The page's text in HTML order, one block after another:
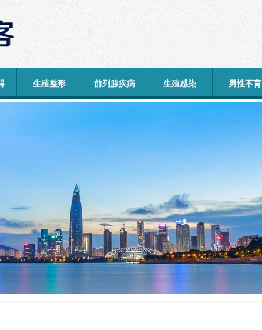
生殖整形 前列腺疾病 生殖感染 男性不育